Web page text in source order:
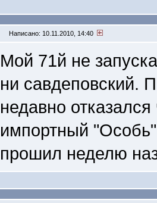
Написано: 10.11.2010, 14:40
Мой 71й не
ни савдеповский.
недавно
импортный
прошил неделю